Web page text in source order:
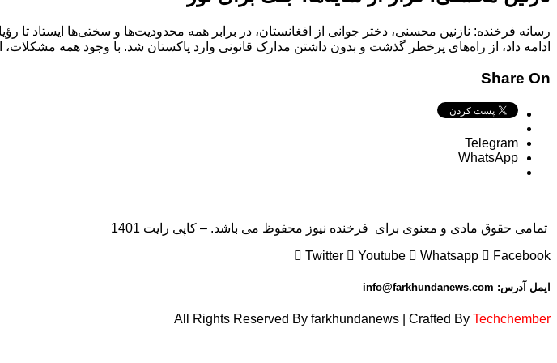
رسانه فرخنده: نازنین محسنی، دختر جوانی از افغانستان، در برابر همه محدودیت‌ها و سختی‌ها ایستاد
ادامه داد، از راه‌های پرخطر گذشت و بدون داشتن مدارک قانونی وارد پاکستان شد. با وجود همه
Share On
Telegram
WhatsApp
تمامی حقوق مادی و معنوی برای فرخنده نیوز محفوظ می باشد. – کاپی رایت 1401
Twitter
Youtube Whatsapp Facebook
ایمل آدرس: info@farkhundanews.com
All Rights Reserved By farkhundanews | Crafted By Techchember